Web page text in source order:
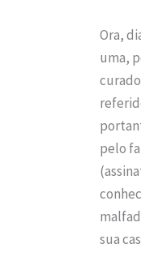
Ora,
uma,
pelo
sua